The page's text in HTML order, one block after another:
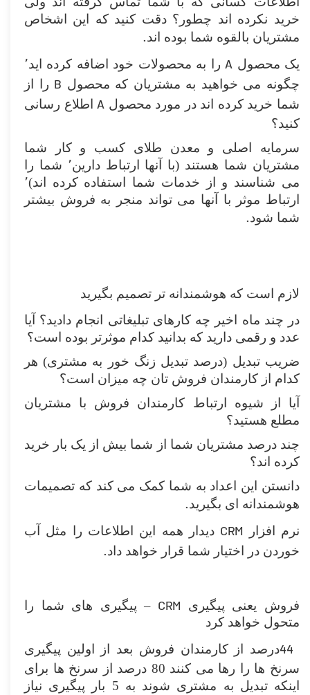
خرید نکرده اند چطور؟ دقت کنید که این اشخاص
مشتریان بالقوه شما بوده اند.
یک محصول A
را به محصولات خود اضافه کرده اید٬
چگونه می خواهید به مشتریان که محصول B را از
شما خرید کرده اند در مورد محصول A اطلاع رسانی
کنید؟
سرمایه اصلی و معدن طلای کسب و کار شما
مشتریان شما هستند (‌با آنها ارتباط دارین٬ شما را
می شناسند و از خدمات شما استفاده کرده اند)‌٬
ارتباط موثر با آنها می تواند منجر به فروش بیشتر
شما شود.
لازم است که هوشمندانه تر تصمیم بگیرید
در چند ماه اخیر چه کارهای تبلیغاتی انجام دادید؟ آیا
عدد و رقمی دارید که بدانید کدام موثرتر بوده است؟
ضریب تبدیل (‌درصد تبدیل زنگ خور به مشتری)‌ هر
کدام از کارمندان فروش تان چه میزان است؟
آیا از شیوه ارتباط کارمندان فروش با مشتریان
مطلع هستید؟
چند درصد مشتریان شما از شما بیش از یک بار خرید
کرده اند؟
دانستن این اعداد به شما کمک می کند که تصمیمات
هوشمندانه ای بگیرید.
نرم افزار CRM دیدار همه این اطلاعات را مثل آب
خوردن در اختیار شما قرار خواهد داد.
فروش یعنی پیگیری – CRMپیگیری های شما را
متحول خواهد کرد
44درصد از کارمندان فروش بعد از اولین پیگیری
سرنخ ها را رها می کنند 80 درصد از سرنخ ها برای
اینکه تبدیل به مشتری شوند به 5 بار پیگیری نیاز